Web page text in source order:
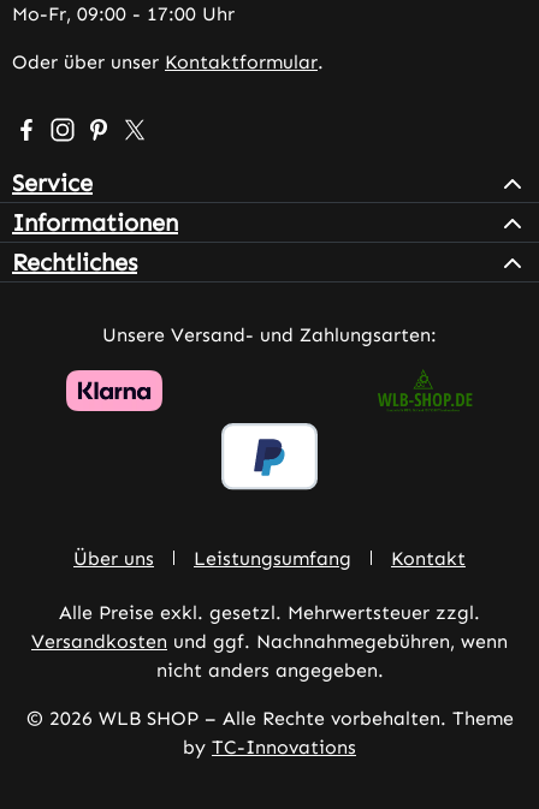
Mo-Fr, 09:00 - 17:00 Uhr
Oder über unser Kontaktformular.
Besuche uns auf Facebook – öffnet in neuem Tab
Schau auf Instagram vorbei – öffnet in neuem Tab
Lass dich auf Pinterest inspirieren – öffnet in
Folge uns auf X – öffnet in neuem Tab
Service
Informationen
Rechtliches
Unsere Versand- und Zahlungsarten:
Über uns Leistungsumfang Kontakt
Alle Preise exkl. gesetzl. Mehrwertsteuer zzgl.
Versandkosten und ggf. Nachnahmegebühren, wenn
nicht anders angegeben.
© 2026 WLB SHOP – Alle Rechte vorbehalten. Theme
by TC-Innovations